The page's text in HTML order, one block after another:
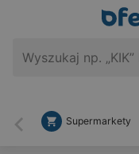
Wstecz
Supermarkety